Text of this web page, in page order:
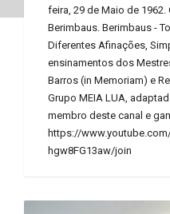
feira, 29 de Maio de
Berimbaus. Berimbaus -
Diferentes Afinações,
ensinamentos dos
Barros (in Memoriam) e
Grupo MEIA LUA,
membro deste canal e
https://
hgw8FG13aw/join